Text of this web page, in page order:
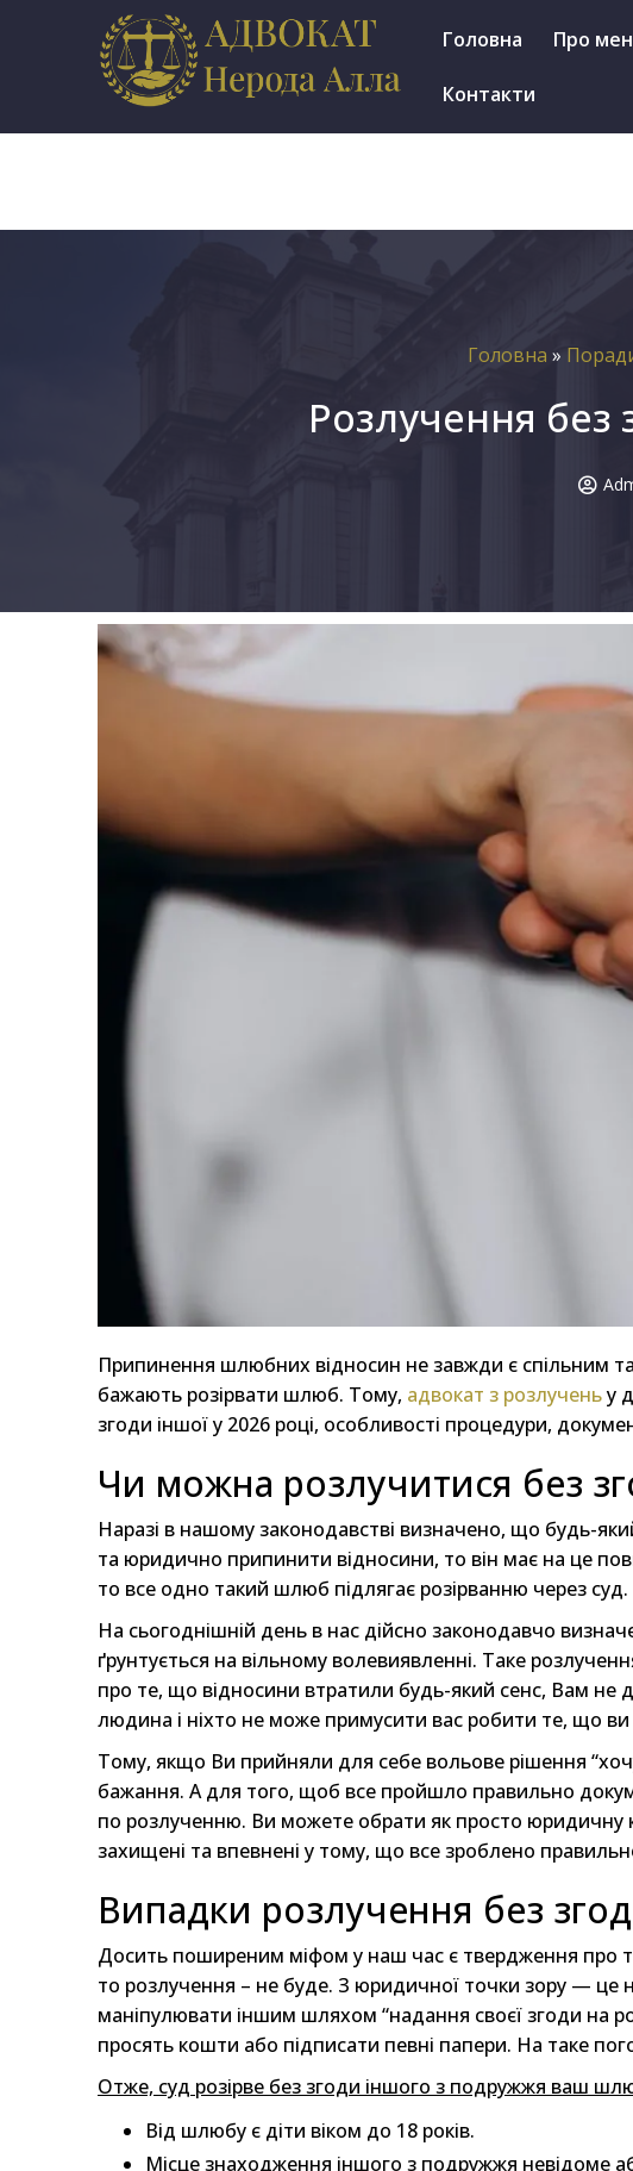
м.Ірпінь, вул. Мінеральна 7е, оф. 1002
+38 (097)-
Пн.-Пт.: 9.30-17.30
Головна Про
Контакти
Головна »
Розлучення без
Припинення шлюбних відносин не завжди є спільним
бажають розірвати шлюб. Тому, адвокат з розлученьу
згоди іншої у 2026 році, особливості процедури,
Чи можна розлучитися без
Наразі в нашому законодавстві визначено, що будь-
та юридично припинити відносини, то він має на це
то все одно такий шлюб підлягає розірванню через суд.
На сьогоднішній день в нас дійсно законодавчо
ґрунтується на вільному волевиявленні. Таке
про те, що відносини втратили будь-який сенс, Вам не
людина і ніхто не може примусити вас робити те, що
Тому, якщо Ви прийняли для себе вольове рішення
бажання. А для того, щоб все пройшло правильно
по розлученню. Ви можете обрати як просто юридичну
захищені та впевнені у тому, що все зроблено
Випадки розлучення без
Досить поширеним міфом у наш час є твердження про
то розлучення – не буде. З юридичної точки зору — це
маніпулювати іншим шляхом “надання своєї згоди на
просять кошти або підписати певні папери. На таке
Отже, суд розірве без згоди іншого з подружжя ваш
Від шлюбу є діти віком до 18 років.
Місце знаходження іншого з подружжя невідоме